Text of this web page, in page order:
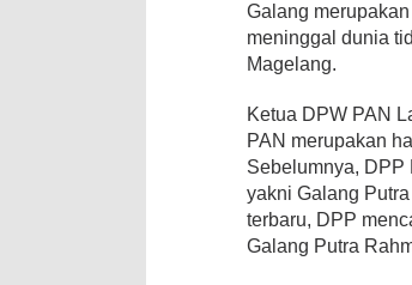
Galang
meninggal dunia
Magelang.
Ketua DPW PAN
PAN merupakan
Sebelumnya, DPP
yakni Galang
terbaru, DPP
Galang Putra